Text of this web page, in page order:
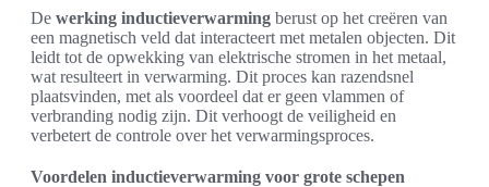
De werking inductieverwarming berust op het creëren van
een magnetisch veld dat interacteert met metalen objecten. Dit
leidt tot de opwekking van elektrische stromen in het metaal,
wat resulteert in verwarming. Dit proces kan razendsnel
plaatsvinden, met als voordeel dat er geen vlammen of
verbranding nodig zijn. Dit verhoogt de veiligheid en
verbetert de controle over het verwarmingsproces.
Voordelen inductieverwarming voor grote schepen